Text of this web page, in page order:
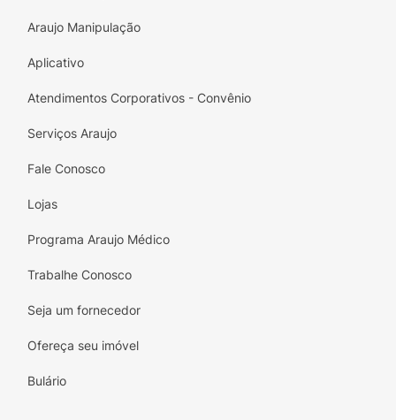
Araujo Manipulação
Aplicativo
Atendimentos Corporativos - Convênio
Serviços Araujo
Fale Conosco
Lojas
Programa Araujo Médico
Trabalhe Conosco
Seja um fornecedor
Ofereça seu imóvel
Bulário